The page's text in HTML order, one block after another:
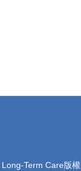
Term Care版